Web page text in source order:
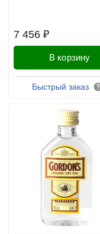
7 456 ₽
В корзину
Быстрый заказ